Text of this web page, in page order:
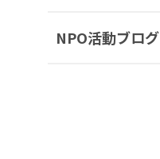
NPO活動ブログ